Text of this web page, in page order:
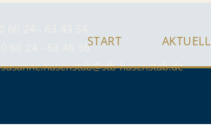
START AKTUELL
0 60 24 - 63 46 36
susanne.hasenstab@stb-hasenstab.de